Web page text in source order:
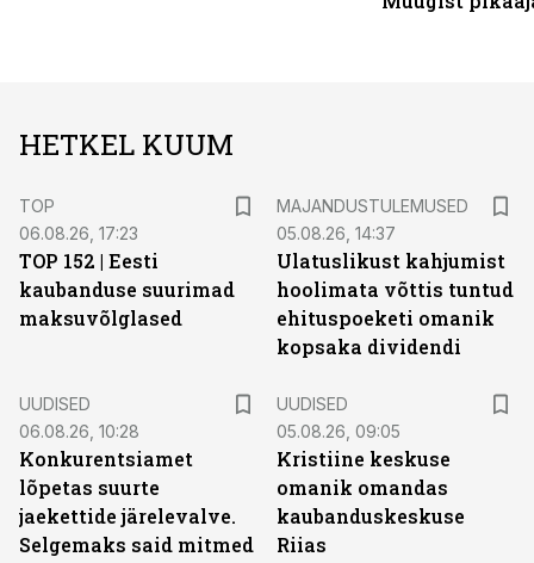
HETKEL KUUM
TOP
06.08.26, 17:23
TOP 152 | Eesti
kaubanduse suurimad
maksuvõlglased
MAJANDUSTULEMUSED
05.08.26, 14:37
Ulatuslikust kahjumist
hoolimata võttis tuntud
ehituspoeketi omanik
kopsaka dividendi
UUDISED
06.08.26, 10:28
Konkurentsiamet
lõpetas suurte
jaekettide järelevalve.
Selgemaks said mitmed
UUDISED
05.08.26, 09:05
Kristiine keskuse
omanik omandas
kaubanduskeskuse
Riias